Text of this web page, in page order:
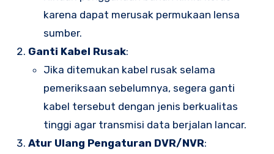
karena dapat merusak permukaan lensa
sumber.
Ganti Kabel Rusak:
Jika ditemukan kabel rusak selama
pemeriksaan sebelumnya, segera ganti
kabel tersebut dengan jenis berkualitas
tinggi agar transmisi data berjalan lancar.
Atur Ulang Pengaturan DVR/NVR: